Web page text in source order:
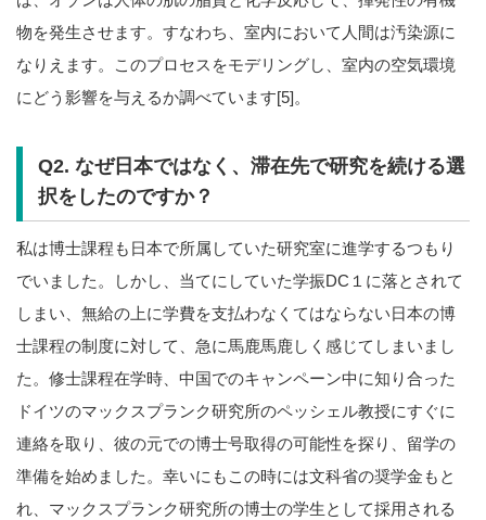
物を発生させます。すなわち、室内において人間は汚染源に
なりえます。このプロセスをモデリングし、室内の空気環境
にどう影響を与えるか調べています[5]。
Q2. なぜ日本ではなく、滞在先で研究を続ける選
択をしたのですか？
私は博士課程も日本で所属していた研究室に進学するつもり
でいました。しかし、当てにしていた学振DC１に落とされて
しまい、無給の上に学費を支払わなくてはならない日本の博
士課程の制度に対して、急に馬鹿馬鹿しく感じてしまいまし
た。修士課程在学時、中国でのキャンペーン中に知り合った
ドイツのマックスプランク研究所のペッシェル教授にすぐに
連絡を取り、彼の元での博士号取得の可能性を探り、留学の
準備を始めました。幸いにもこの時には文科省の奨学金もと
れ、マックスプランク研究所の博士の学生として採用される